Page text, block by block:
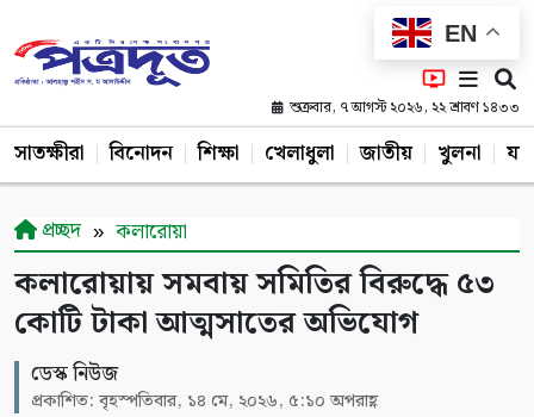
EN
শুক্রবার, ৭ আগস্ট ২০২৬, ২২ শ্রাবণ ১৪৩৩
সাতক্ষীরা বিনোদন শিক্ষা খেলাধুলা জাতীয় খুলনা
প্রচ্ছদ কলারোয়া
কলারোয়ায় সমবায় সমিতির বিরুদ্ধে ৫৩
কোটি টাকা আত্মসাতের অভিযোগ
ডেস্ক নিউজ
প্রকাশিত: বৃহস্পতিবার, ১৪ মে, ২০২৬, ৫:১০ অপরাহ্ণ